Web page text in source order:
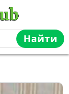
Найти